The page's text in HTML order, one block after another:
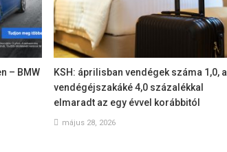
– BMW
KSH: áprilisban vendégek száma 1,0, a
vendégéjszakáké 4,0 százalékkal
elmaradt az egy évvel korábbitól
május 28, 2026